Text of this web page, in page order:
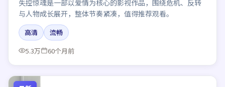
失控惊魂是一部以爱情为核心的影视作品，围绕危机、反转
与人物成长展开，整体节奏紧凑，值得推荐观看。
高清
流畅
5.3万
60个月前